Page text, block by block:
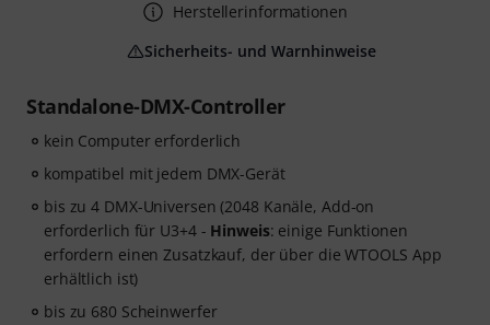
Standalone-DMX-Controller
kein Computer erforderlich
kompatibel mit jedem DMX-Gerät
bis zu 4 DMX-Universen (2048 Kanäle, Add-on
erforderlich für U3+4 - Hinweis: einige Funktionen
erfordern einen Zusatzkauf, der über die WTOOLS App
erhältlich ist)
bis zu 680 Scheinwerfer
Herstellerinformationen
Sicherheits- und Warnhinweise